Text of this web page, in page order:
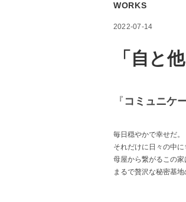
WORKS
2022-07-14
「自と他
『 コミュニケ
毎日穏やかで幸せだ。
それだけに日々の中に
母屋から繋がるこの
まるで贅沢な秘密基地